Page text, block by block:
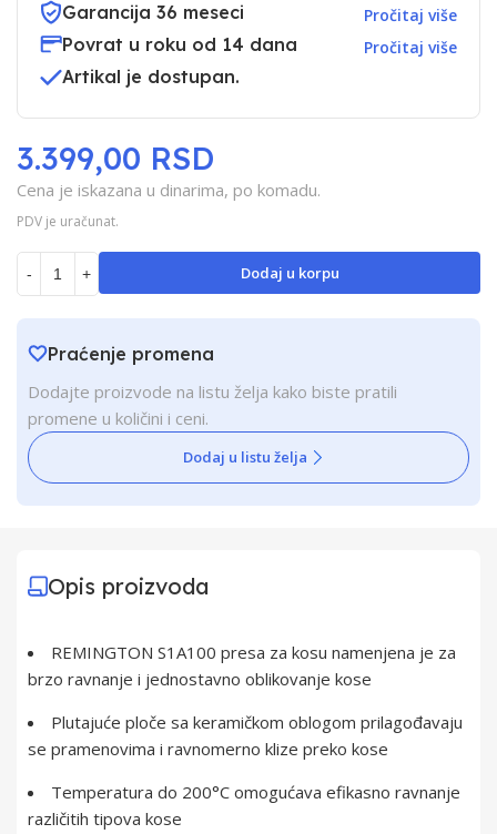
Garancija 36 meseci
Pročitaj više
Povrat u roku od 14 dana Pročitaj više
Artikal je dostupan.
Cena je iskazana u dinarima, po komadu.
PDV je uračunat.
3.399,00 RSD
- + Dodaj u korpu
Praćenje promena
Dodajte proizvode na listu želja kako biste pratili
promene u količini i ceni.
Dodaj u listu želja
Opis proizvoda
REMINGTON S1A100 presa za kosu namenjena je za
brzo ravnanje i jednostavno oblikovanje kose
Plutajuće ploče sa keramičkom oblogom prilagođavaju
se pramenovima i ravnomerno klize preko kose
Temperatura do 200°C omogućava efikasno ravnanje
različitih tipova kose